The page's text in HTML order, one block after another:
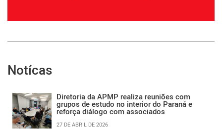
Notícas
Diretoria da APMP realiza reuniões com
grupos de estudo no interior do Paraná e
reforça diálogo com associados
27 DE ABRIL DE 2026